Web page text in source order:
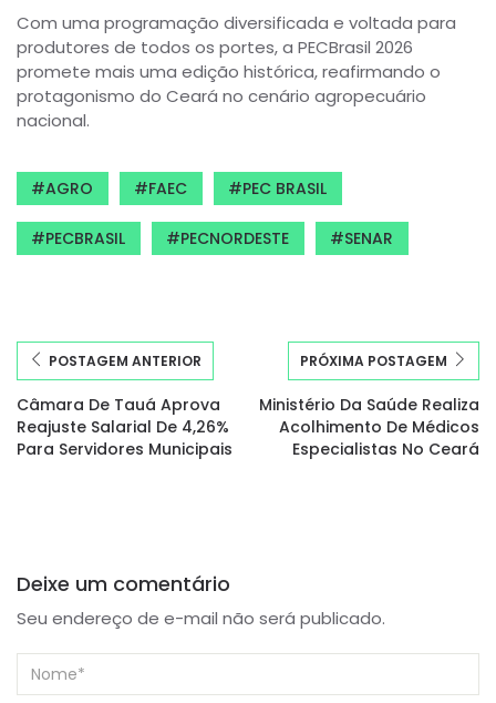
Com uma programação diversificada e voltada para
produtores de todos os portes, a PECBrasil 2026
promete mais uma edição histórica, reafirmando o
protagonismo do Ceará no cenário agropecuário
nacional.
AGRO FAEC PEC BRASIL
PECBRASIL PECNORDESTE SENAR
POSTAGEM ANTERIOR
Câmara De Tauá Aprova
Reajuste Salarial De 4,26%
Para Servidores Municipais
PRÓXIMA POSTAGEM
Ministério Da Saúde Realiza
Acolhimento De Médicos
Especialistas No Ceará
Deixe um comentário
Seu endereço de e-mail não será publicado.